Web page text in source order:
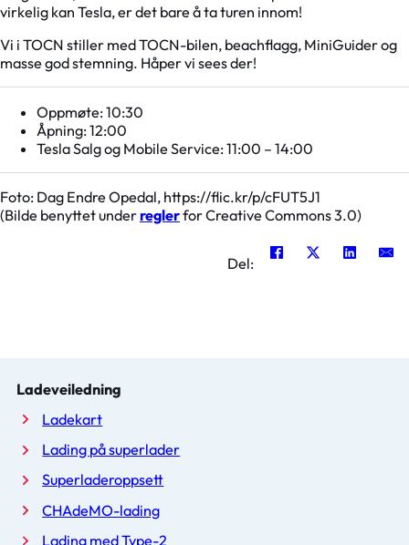
virkelig kan Tesla, er det bare å ta turen innom!
Vi i TOCN stiller med TOCN-bilen, beachflagg, MiniGuider og
masse god stemning. Håper vi sees der!
Oppmøte: 10:30
Åpning: 12:00
Tesla Salg og Mobile Service: 11:00 – 14:00
Foto: Dag Endre Opedal, https://flic.kr/p/cFUT5J1
(Bilde benyttet underreglerfor Creative Commons 3.0)
Del:
Ladeveiledning
Ladekart
Lading på superlader
Superladeroppsett
CHAdeMO-lading
Lading med Type-2